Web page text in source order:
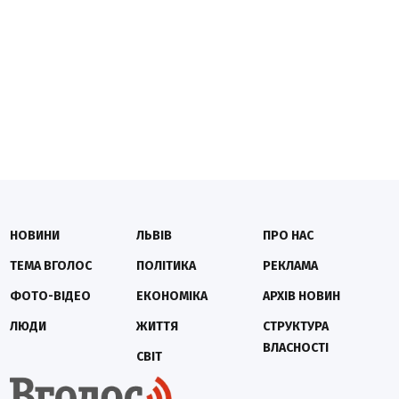
НОВИНИ
ТЕМА ВГОЛОС
ФОТО-ВІДЕО
ЛЮДИ
ЛЬВІВ
ПОЛІТИКА
ЕКОНОМІКА
ЖИТТЯ
СВІТ
ПРО НАС
РЕКЛАМА
АРХІВ НОВИН
СТРУКТУРА
ВЛАСНОСТІ